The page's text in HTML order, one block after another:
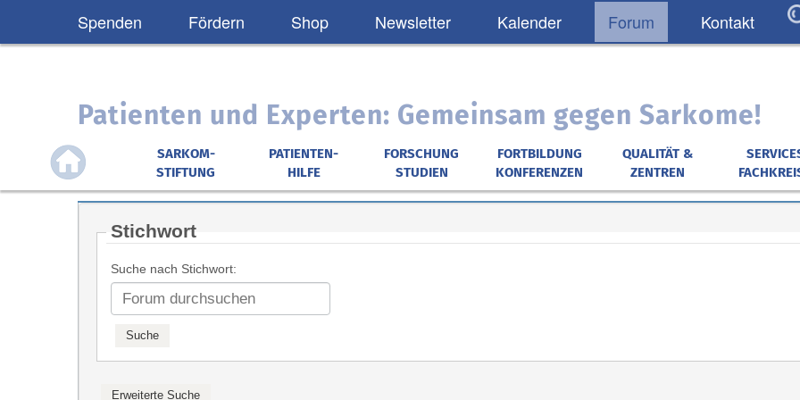
Spenden Fördern Shop Newsletter Kalender Forum Kontakt
Patienten und Experten: Gemeinsam gegen Sarkome!
SARKOM-
STIFTUNG
PATIENTEN-
HILFE
FORSCHUNG
STUDIEN
FORTBILDUNG
KONFERENZEN
QUALITÄT &
ZENTREN
Stichwort
Suche nach Stichwort: